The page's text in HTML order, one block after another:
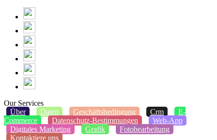
Our Services
Über
Daten Geschäftsbedingung Crm
E-
Commerce
Datenschutz-Bestimmungen
Web-App
Digitales Marketing
Grafik
Fotobearbeitung
Kontaktiere uns